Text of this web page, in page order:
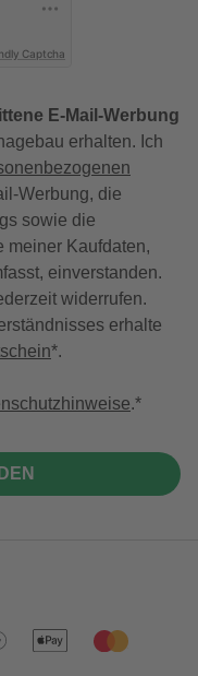
Captcha
E-Mail-Werbung
erhalten. Ich
Werbung, die
sowie die
meiner Kaufdaten,
einverstanden.
widerrufen.
erhalte
*.
.